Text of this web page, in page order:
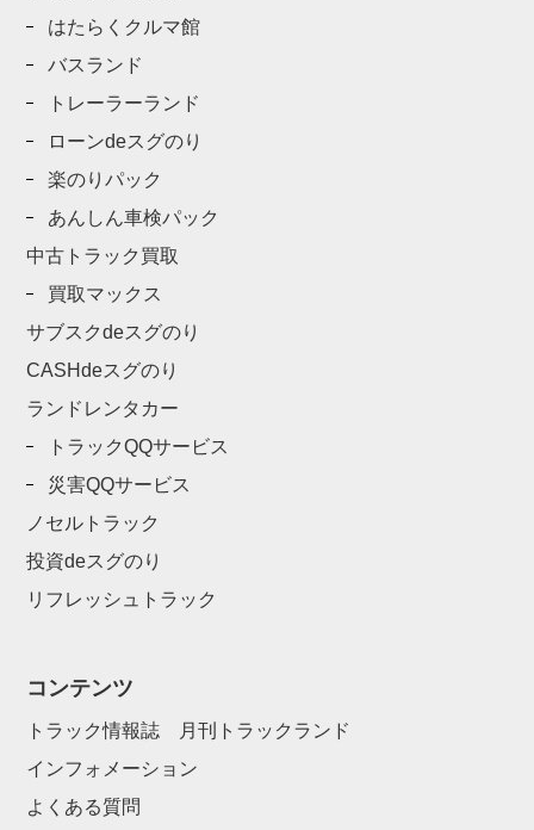
はたらくクルマ館
バスランド
トレーラーランド
ローンdeスグのり
楽のりパック
あんしん車検パック
中古トラック買取
買取マックス
サブスクdeスグのり
CASHdeスグのり
ランドレンタカー
トラックQQサービス
災害QQサービス
ノセルトラック
投資deスグのり
リフレッシュトラック
コンテンツ
トラック情報誌 月刊トラックランド
インフォメーション
よくある質問